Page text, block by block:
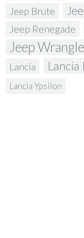
Jeep Brute
Jeep Renegade
Jeep
Lancia Lancia
Lancia Ypsilon